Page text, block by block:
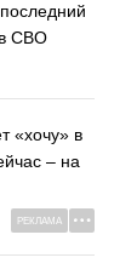
СВО
«хочу» в
– на
РЕКЛАМА